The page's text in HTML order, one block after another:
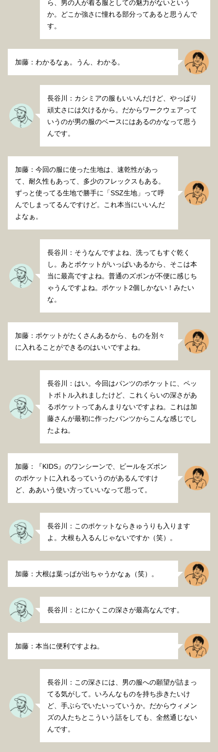
ら、男の人が着る服としての魅力がないという
か。どこか強さに憧れる部分ってあると思うんで
す。
加藤：わかるなぁ。うん、わかる。
長谷川：カシミアの服もいいんだけど、やっぱり
頑丈さには欠けるから。だからワークウェアって
いうのが男の服のベースにはあるのかなって思う
んです。
加藤：今回の服に使った生地は、速乾性があっ
て、耐久性もあって、多少のフレックスもある。
ずっと使ってる生地で勝手に「SSZ生地」って呼
んでしまってるんですけど。これ本当にいいんだ
よなぁ。
長谷川：そうなんですよね、洗ってもすぐ乾く
し。あとポケットがいっぱいあるから、そこは本
当に最高ですよね。普通のズボンが不便に感じち
ゃうんですよね。ポケット2個しかない！みたい
な。
加藤：ポケットがたくさんあるから、ものを別々
に入れることができるのはいいですよね。
長谷川：はい。今回はパンツのポケットに、ペッ
トボトル入れましたけど、これくらいの深さがあ
るポケットってあんまりないですよね。これは加
藤さんが最初に作ったパンツからこんな感じでし
たよね。
加藤：『KIDS』のワンシーンで、ビールをズボン
のポケットに入れるっていうのがあるんですけ
ど、ああいう使い方っていいなって思って。
長谷川：このポケットならきゅうりも入ります
よ。大根も入るんじゃないですか（笑）。
加藤：大根は葉っぱが出ちゃうかなぁ（笑）。
長谷川：とにかくこの深さが最高なんです。
加藤：本当に便利ですよね。
長谷川：この深さには、男の服への願望が詰まっ
てる気がして。いろんなものを持ち歩きたいけ
ど、手ぶらでいたいっていうか。だからウィメン
ズの人たちとこういう話をしても、全然通じない
んです。